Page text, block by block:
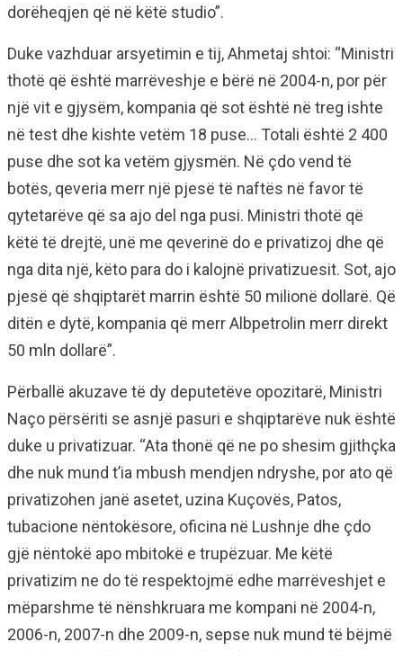
dorëheqjen që në këtë studio”.
Duke vazhduar arsyetimin e tij, Ahmetaj shtoi: “Ministri
thotë që është marrëveshje e bërë në 2004-n, por për
një vit e gjysëm, kompania që sot është në treg ishte
në test dhe kishte vetëm 18 puse… Totali është 2 400
puse dhe sot ka vetëm gjysmën. Në çdo vend të
botës, qeveria merr një pjesë të naftës në favor të
qytetarëve që sa ajo del nga pusi. Ministri thotë që
këtë të drejtë, unë me qeverinë do e privatizoj dhe që
nga dita një, këto para do i kalojnë privatizuesit. Sot, ajo
pjesë që shqiptarët marrin është 50 milionë dollarë. Që
ditën e dytë, kompania që merr Albpetrolin merr direkt
50 mln dollarë”.
Përballë akuzave të dy deputetëve opozitarë, Ministri
Naço përsëriti se asnjë pasuri e shqiptarëve nuk është
duke u privatizuar. “Ata thonë që ne po shesim gjithçka
dhe nuk mund t’ia mbush mendjen ndryshe, por ato që
privatizohen janë asetet, uzina Kuçovës, Patos,
tubacione nëntokësore, oficina në Lushnje dhe çdo
gjë nëntokë apo mbitokë e trupëzuar. Me këtë
privatizim ne do të respektojmë edhe marrëveshjet e
mëparshme të nënshkruara me kompani në 2004-n,
2006-n, 2007-n dhe 2009-n, sepse nuk mund të bëjmë